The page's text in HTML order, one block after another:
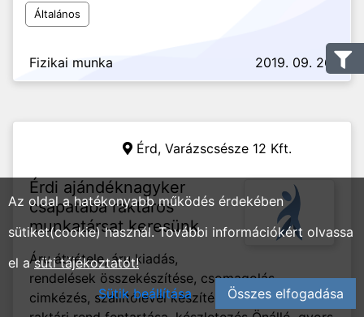
Általános
Fizikai munka 2019. 09. 26.
Érd, Varázscsésze 12 Kft.
Érdi ajándéknagyker
csapatába raktáros
munkatársat keresünk
Áru átvétele, áru kiadás,
rendelések összekészítése, csomagolás,
cimkézés, szállítólevél készítés, anyagmozgatás,
Az oldal a hatékonyabb működés érdekében
sütiket(cookie) használ. További információkért olvassa
el asüti tájékoztatót!
Sütik beállítása
Összes elfogadása